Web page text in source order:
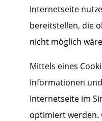
Internetseite
bereitstellen, die
nicht möglich
Mittels eines
Informationen
Internetseite im
optimiert werden.